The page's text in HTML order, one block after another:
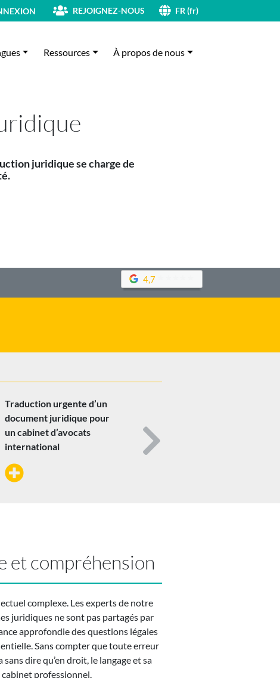
REJOIGNEZ-NOUS FR (fr)
Ressources À propos de nous
juridique se charge de
4,7
Traduction urgente d’un
document juridique pour
un cabinet d’avocats
international
et compréhension
complexe. Les experts de notre
juridiques ne sont pas partagés par
approfondie des questions légales
Sans compter que toute erreur
dire qu’en droit, le langage et sa
professionnel.